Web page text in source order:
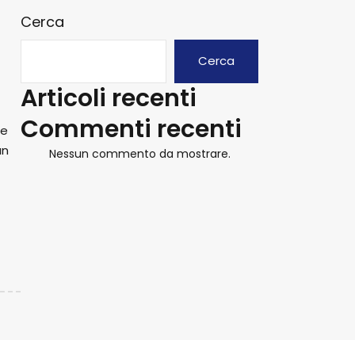
Cerca
Cerca
Articoli recenti
Commenti recenti
Nessun commento da mostrare.